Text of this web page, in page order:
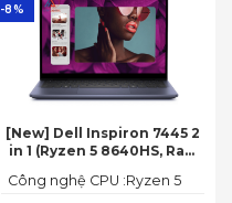
-8%
[New] Dell Inspiron 7445 2
in 1 (Ryzen 5 8640HS, Ram
Radeon,14 FHD+ Touch)
Công nghệ CPU :Ryzen 5